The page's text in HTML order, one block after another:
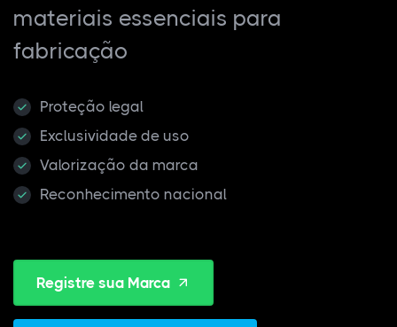
materiais essenciais para
fabricação
Proteção legal
Exclusividade de uso
Valorização da marca
Reconhecimento nacional
Registre sua Marca